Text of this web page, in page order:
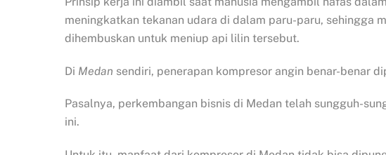
meningkatkan tekanan udara di dalam paru-paru, sehingga
dihembuskan untuk meniup api lilin tersebut.
Di Medan sendiri, penerapan kompresor angin benar-benar
Pasalnya, perkembangan bisnis di Medan telah sungguh-
ini.